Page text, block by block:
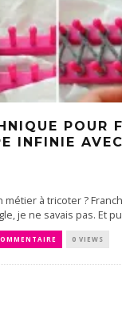
POUR
INFINIE
métier à tricoter ?
je ne savais pas. Et
0 VIEWS